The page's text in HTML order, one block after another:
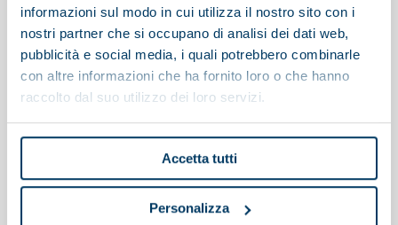
informazioni sul modo in cui utilizza il nostro sito con i
nostri partner che si occupano di analisi dei dati web,
pubblicità e social media, i quali potrebbero combinarle
con altre informazioni che ha fornito loro o che hanno
raccolto dal suo utilizzo dei loro servizi.
Accetta tutti
Personalizza
Assistance
Projets